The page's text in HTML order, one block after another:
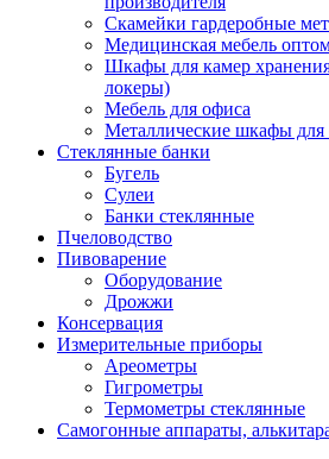
Скамейки гардеробные
Медицинская мебель
Шкафы для камер
локеры)
Мебель для офиса
Металлические шкафы
Стеклянные банки
Бугель
Сулеи
Банки стеклянные
Пчеловодство
Пивоварение
Оборудование
Дрожжи
Консервация
Измерительные приборы
Ареометры
Гигрометры
Термометры стеклянные
Самогонные аппараты,